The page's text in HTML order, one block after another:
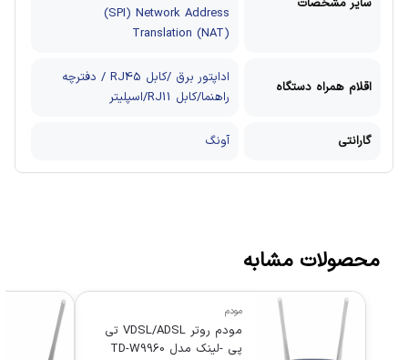
سایر مشخصات
(SPI) Network Address
Translation (NAT)
اقلام همراه دستگاه
اداپتور برق /کابل RJ45 / دفترچه
راهنما/کابل RJ11/اسپلیتر
گارانتی آونگ
محصولات مشابه
مودم
مودم روتر VDSL/ADSL تی
پی -لینک مدل TD-W9960